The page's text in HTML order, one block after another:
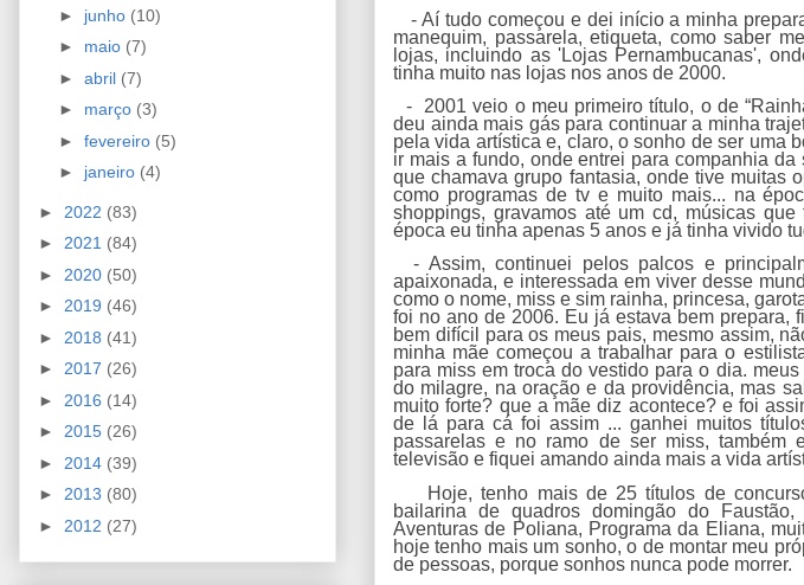
- Aí tudo começou e dei início a minha
manequim, passarela, etiqueta, como saber
lojas, incluindo as 'Lojas Pernambucanas',
tinha muito nas lojas nos anos de 2000.
- 2001 veio o meu primeiro título, o de
deu ainda mais gás para continuar a minha
pela vida artística e, claro, o sonho de ser uma
ir mais a fundo, onde entrei para companhia
que chamava grupo fantasia, onde tive muitas
como programas de tv e muito mais... na
shoppings, gravamos até um cd, músicas
época eu tinha apenas 5 anos e já tinha vivido
- Assim, continuei pelos palcos e
apaixonada, e interessada em viver desse
como o nome, miss e sim rainha, princesa,
foi no ano de 2006. Eu já estava bem prepara,
bem difícil para os meus pais, mesmo assim,
minha mãe começou a trabalhar para o
para miss em troca do vestido para o dia.
do milagre, na oração e da providência, mas
muito forte? que a mãe diz acontece? e foi
de lá para cá foi assim ... ganhei muitos
passarelas e no ramo de ser miss, também
televisão e fiquei amando ainda mais a vida
Hoje, tenho mais de 25 títulos de
bailarina de quadros domingão do
Aventuras de Poliana, Programa da Eliana,
hoje tenho mais um sonho, o de montar meu
de pessoas, porque sonhos nunca pode morrer.
► junho (10)
► maio (7)
► abril (7)
► março (3)
► fevereiro (5)
► janeiro (4)
► 2022 (83)
► 2021 (84)
► 2020 (50)
► 2019 (46)
► 2018 (41)
► 2017 (26)
► 2016 (14)
► 2015 (26)
► 2014 (39)
► 2013 (80)
► 2012 (27)